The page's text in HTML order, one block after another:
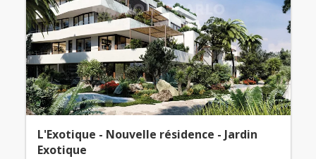
L'Exotique - Nouvelle résidence - Jardin
Exotique